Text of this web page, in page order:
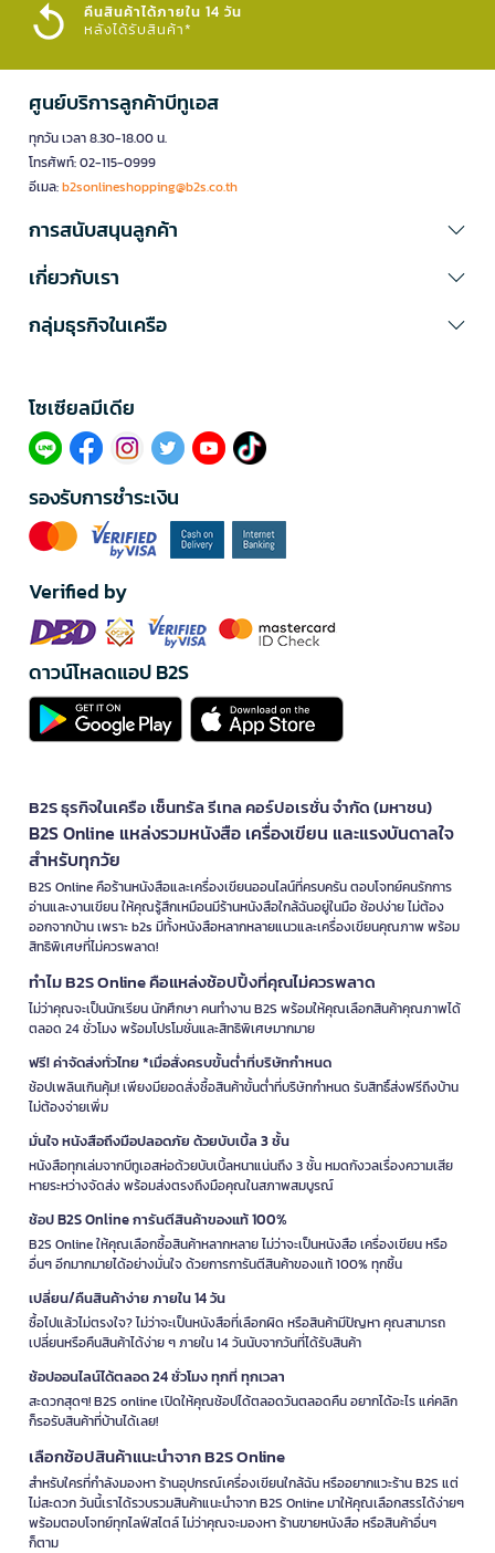
คืนสินค้าได้ภายใน 14 วัน
หลังได้รับสินค้า*
ศูนย์บริการลูกค้าบีทูเอส
ทุกวัน เวลา 8.30-18.00 น.
โทรศัพท์: 02-115-0999
อีเมล:b2sonlineshopping@b2s.co.th
การสนับสนุนลูกค้า
เกี่ยวกับเรา
กลุ่มธุรกิจในเครือ
โซเซียลมีเดีย​
รองรับการชำระเงิน
Verified by
ดาวน์โหลดแอป B2S
B2S ธุรกิจในเครือ เซ็นทรัล รีเทล คอร์ปอเรชั่น จำกัด (มหาชน)
B2S Online แหล่งรวมหนังสือ เครื่องเขียน และแรงบันดาลใจ
สำหรับทุกวัย
B2S Online คือร้านหนังสือและเครื่องเขียนออนไลน์ที่ครบครัน ตอบโจทย์คนรักการ
อ่านและงานเขียน ให้คุณรู้สึกเหมือนมีร้านหนังสือใกล้ฉันอยู่ในมือ ช้อปง่าย ไม่ต้อง
ออกจากบ้าน เพราะ b2s มีทั้งหนังสือหลากหลายแนวและเครื่องเขียนคุณภาพ พร้อม
สิทธิพิเศษที่ไม่ควรพลาด!
ทำไม B2S Online คือแหล่งช้อปปิ้งที่คุณไม่ควรพลาด
ไม่ว่าคุณจะเป็นนักเรียน นักศึกษา คนทำงาน B2S พร้อมให้คุณเลือกสินค้าคุณภาพได้
ตลอด 24 ชั่วโมง พร้อมโปรโมชั่นและสิทธิพิเศษมากมาย
ฟรี! ค่าจัดส่งทั่วไทย *เมื่อสั่งครบขั้นต่ำที่บริษัทกำหนด
ช้อปเพลินเกินคุ้ม! เพียงมียอดสั่งซื้อสินค้าขั้นต่ำที่บริษัทกำหนด รับสิทธิ์ส่งฟรีถึงบ้าน
ไม่ต้องจ่ายเพิ่ม
มั่นใจ หนังสือถึงมือปลอดภัย ด้วยบับเบิ้ล 3 ชั้น
หนังสือทุกเล่มจากบีทูเอสห่อด้วยบับเบิ้ลหนาแน่นถึง 3 ชั้น หมดกังวลเรื่องความเสีย
หายระหว่างจัดส่ง พร้อมส่งตรงถึงมือคุณในสภาพสมบูรณ์
ช้อป B2S Online การันตีสินค้าของแท้ 100%
B2S Online ให้คุณเลือกซื้อสินค้าหลากหลาย ไม่ว่าจะเป็นหนังสือ เครื่องเขียน หรือ
อื่นๆ อีกมากมายได้อย่างมั่นใจ ด้วยการการันตีสินค้าของแท้ 100% ทุกชิ้น
เปลี่ยน/คืนสินค้าง่าย ภายใน 14 วัน
ซื้อไปแล้วไม่ตรงใจ? ไม่ว่าจะเป็นหนังสือที่เลือกผิด หรือสินค้ามีปัญหา คุณสามารถ
เปลี่ยนหรือคืนสินค้าได้ง่าย ๆ ภายใน 14 วันนับจากวันที่ได้รับสินค้า
ช้อปออนไลน์ได้ตลอด 24 ชั่วโมง ทุกที่ ทุกเวลา
สะดวกสุดๆ! B2S online เปิดให้คุณช้อปได้ตลอดวันตลอดคืน อยากได้อะไร แค่คลิก
ก็รอรับสินค้าที่บ้านได้เลย!
เลือกช้อปสินค้าแนะนำจาก B2S Online
สำหรับใครที่กำลังมองหา ร้านอุปกรณ์เครื่องเขียนใกล้ฉัน หรืออยากแวะร้าน B2S แต่
ไม่สะดวก วันนี้เราได้รวบรวมสินค้าแนะนำจาก B2S Online มาให้คุณเลือกสรรได้ง่ายๆ
พร้อมตอบโจทย์ทุกไลฟ์สไตล์ ไม่ว่าคุณจะมองหา ร้านขายหนังสือ หรือสินค้าอื่นๆ
ก็ตาม